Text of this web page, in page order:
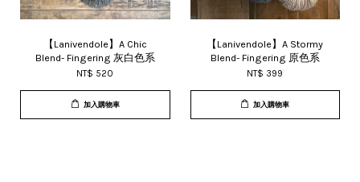
【Lanivendole】A Chic
Blend- Fingering 灰白色系
NT$ 520
加入購物車
【Lanivendole】A Stormy
Blend- Fingering 原色系
NT$ 399
加入購物車